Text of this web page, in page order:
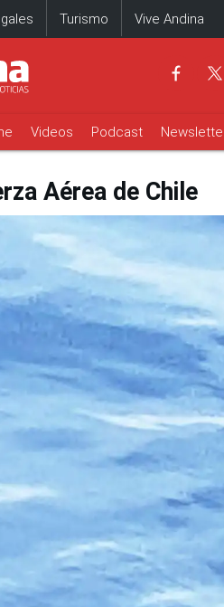
Turismo Vive Andina
Videos Podcast
Aérea de Chile